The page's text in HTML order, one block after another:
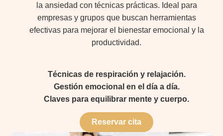
la ansiedad con técnicas prácticas. Ideal para
empresas y grupos que buscan herramientas
efectivas para mejorar el bienestar emocional y la
productividad.
Técnicas de respiración y relajación.
Gestión emocional en el día a día.
Claves para equilibrar mente y cuerpo.
Reservar cita